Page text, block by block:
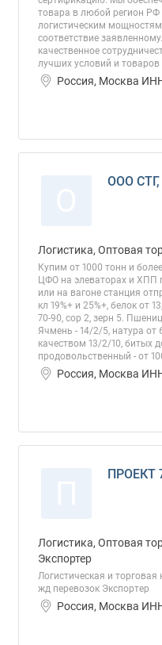
товара в любой регион
логистическим
соответствие
качественное
лучших условий и товаров
Россия, Москва
ООО
Логистика, Оптовая
Купим от 1000 тонн и
ЦФО на элеваторах и ХПП
или на вагоне станция
кл 19%+ и 25%+, белок от
70-90, сор 2, зерн 5.
Ячмень - 14/2/5, натура от
качеством 13/2/10, битых
продовольственный - от
Россия, Москва
ПРОЕКТ
Логистика, Оптовая
Экспортер
Логистическая и
жд перевозок Экспортер
Россия, Москва